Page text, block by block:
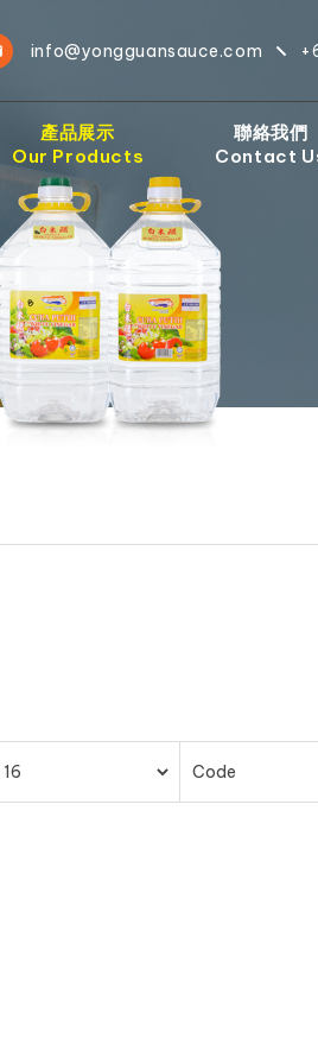
info@yongguansauce.com
產品展示
Our Products
聯絡我們
Contact